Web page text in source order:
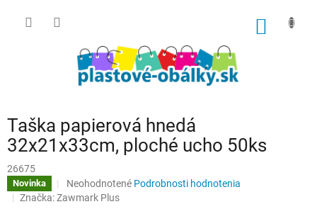
Taška papierová hnedá
32x21x33cm, ploché ucho 50ks
26675
Novinka
Priemerné
hodnotenie
Neohodnotené Podrobnosti hodnotenia
Značka:Zawmark Plus